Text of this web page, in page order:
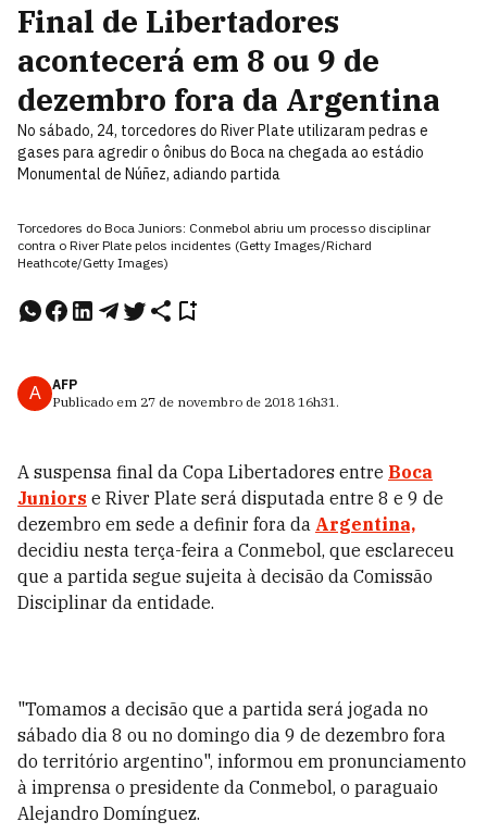
Final de Libertadores
acontecerá em 8 ou 9 de
dezembro fora da Argentina
No sábado, 24, torcedores do River Plate utilizaram pedras e
gases para agredir o ônibus do Boca na chegada ao estádio
Monumental de Núñez, adiando partida
Torcedores do Boca Juniors: Conmebol abriu um processo disciplinar
contra o River Plate pelos incidentes (Getty Images/Richard
Heathcote/Getty Images)
A
AFP
Publicado em 27 de novembro de 2018 16h31.
A suspensa final da Copa Libertadores entre Boca
Juniors e River Plate será disputada entre 8 e 9 de
dezembro em sede a definir fora da Argentina,
decidiu nesta terça-feira a Conmebol, que esclareceu
que a partida segue sujeita à decisão da Comissão
Disciplinar da entidade.
"Tomamos a decisão que a partida será jogada no
sábado dia 8 ou no domingo dia 9 de dezembro fora
do território argentino", informou em pronunciamento
à imprensa o presidente da Conmebol, o paraguaio
Alejandro Domínguez.